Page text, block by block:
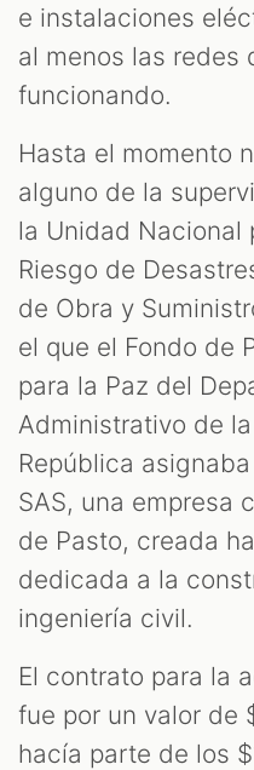
e instalaciones
al menos las redes
funcionando.
Hasta el momento
alguno de la
la Unidad Nacional
Riesgo de
de Obra y
el que el Fondo de
para la Paz del
Administrativo de
República
SAS, una empresa
de Pasto, creada
dedicada a la
ingeniería civil.
El contrato para la
fue por un valor de
hacía parte de los